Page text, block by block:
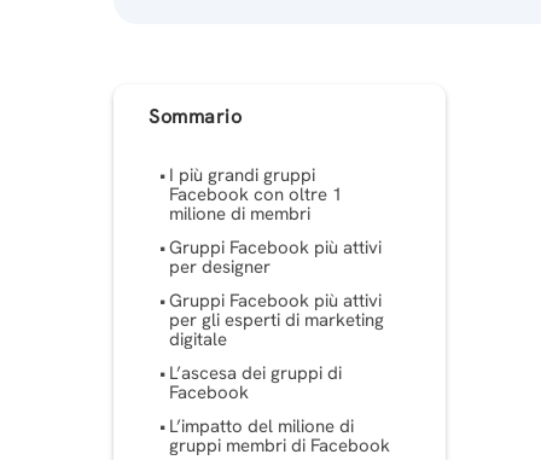
Sommario
I più grandi gruppi
Facebook con oltre 1
milione di membri
Gruppi Facebook più attivi
per designer
Gruppi Facebook più attivi
per gli esperti di marketing
digitale
L’ascesa dei gruppi di
Facebook
L’impatto del milione di
gruppi membri di Facebook